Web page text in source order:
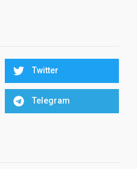
Twitter
Telegram